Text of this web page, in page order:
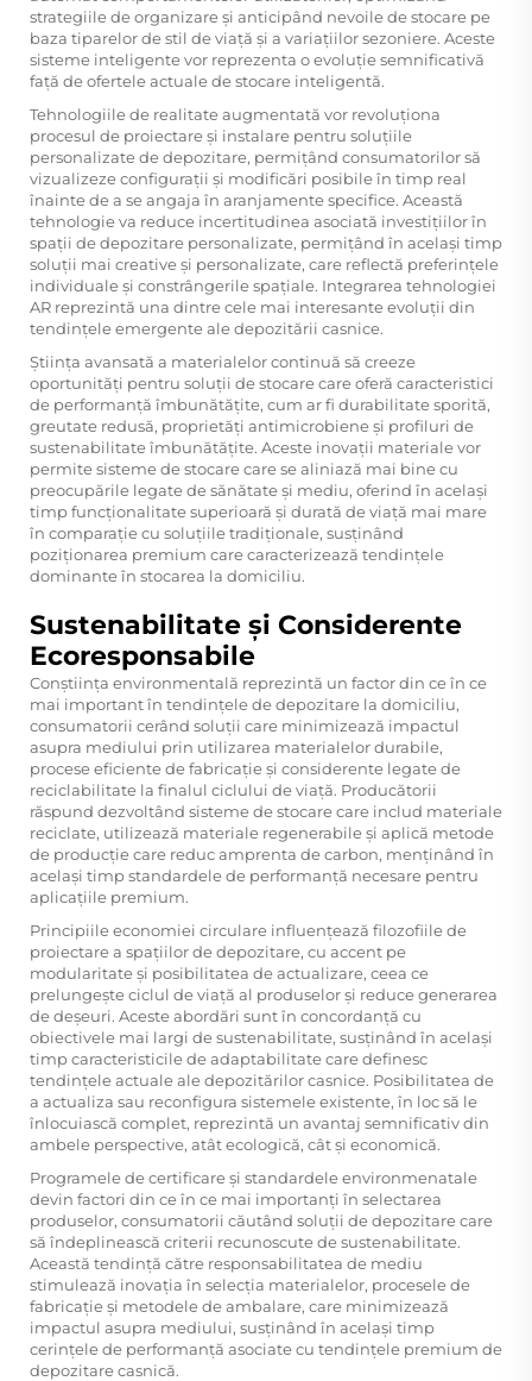
strategiile de organizare și anticipând nevoile de stocare pe
baza tiparelor de stil de viață și a variațiilor sezoniere. Aceste
sisteme inteligente vor reprezenta o evoluție semnificativă
față de ofertele actuale de stocare inteligentă.
Tehnologiile de realitate augmentată vor revoluționa
procesul de proiectare și instalare pentru soluțiile
personalizate de depozitare, permițând consumatorilor să
vizualizeze configurații și modificări posibile în timp real
înainte de a se angaja în aranjamente specifice. Această
tehnologie va reduce incertitudinea asociată investițiilor în
spații de depozitare personalizate, permițând în același timp
soluții mai creative și personalizate, care reflectă preferințele
individuale și constrângerile spațiale. Integrarea tehnologiei
AR reprezintă una dintre cele mai interesante evoluții din
tendințele emergente ale depozitării casnice.
Știința avansată a materialelor continuă să creeze
oportunități pentru soluții de stocare care oferă caracteristici
de performanță îmbunătățite, cum ar fi durabilitate sporită,
greutate redusă, proprietăți antimicrobiene și profiluri de
sustenabilitate îmbunătățite. Aceste inovații materiale vor
permite sisteme de stocare care se aliniază mai bine cu
preocupările legate de sănătate și mediu, oferind în același
timp funcționalitate superioară și durată de viață mai mare
în comparație cu soluțiile tradiționale, susținând
poziționarea premium care caracterizează tendințele
dominante în stocarea la domiciliu.
Sustenabilitate și Considerente
Ecoresponsabile
Conștiința environmentală reprezintă un factor din ce în ce
mai important în tendințele de depozitare la domiciliu,
consumatorii cerând soluții care minimizează impactul
asupra mediului prin utilizarea materialelor durabile,
procese eficiente de fabricație și considerente legate de
reciclabilitate la finalul ciclului de viață. Producătorii
răspund dezvoltând sisteme de stocare care includ materiale
reciclate, utilizează materiale regenerabile și aplică metode
de producție care reduc amprenta de carbon, menținând în
același timp standardele de performanță necesare pentru
aplicațiile premium.
Principiile economiei circulare influențează filozofiile de
proiectare a spațiilor de depozitare, cu accent pe
modularitate și posibilitatea de actualizare, ceea ce
prelungește ciclul de viață al produselor și reduce generarea
de deșeuri. Aceste abordări sunt în concordanță cu
obiectivele mai largi de sustenabilitate, susținând în același
timp caracteristicile de adaptabilitate care definesc
tendințele actuale ale depozitărilor casnice. Posibilitatea de
a actualiza sau reconfigura sistemele existente, în loc să le
înlocuiască complet, reprezintă un avantaj semnificativ din
ambele perspective, atât ecologică, cât și economică.
Programele de certificare și standardele environmenatale
devin factori din ce în ce mai importanți în selectarea
produselor, consumatorii căutând soluții de depozitare care
să îndeplinească criterii recunoscute de sustenabilitate.
Această tendință către responsabilitatea de mediu
stimulează inovația în selecția materialelor, procesele de
fabricație și metodele de ambalare, care minimizează
impactul asupra mediului, susținând în același timp
cerințele de performanță asociate cu tendințele premium de
depozitare casnică.